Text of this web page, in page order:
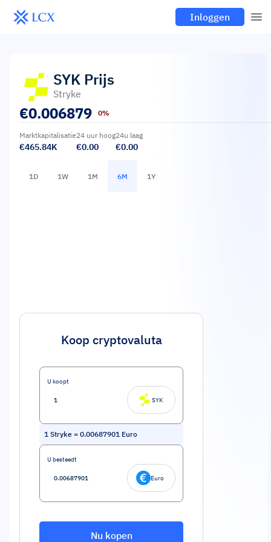
Inloggen
SYK Prijs
Stryke
€0.006879 0%
Marktkapitalisatie
€465.84K
24 uur hoog
€0.00
24u laag
€0.00
1D 1W 1M 6M 1Y
Koop cryptovaluta
U koopt
SYK
1 Stryke = 0.00687901 Euro
U besteedt
Euro
Nu kopen